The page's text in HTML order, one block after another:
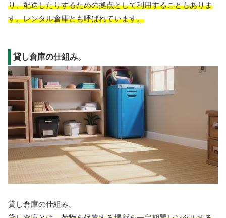
り、配送したりするための拠点として利用することもありま
す。レンタル倉庫とも呼ばれています。
貸し倉庫の仕組み。
貸し倉庫の仕組み。